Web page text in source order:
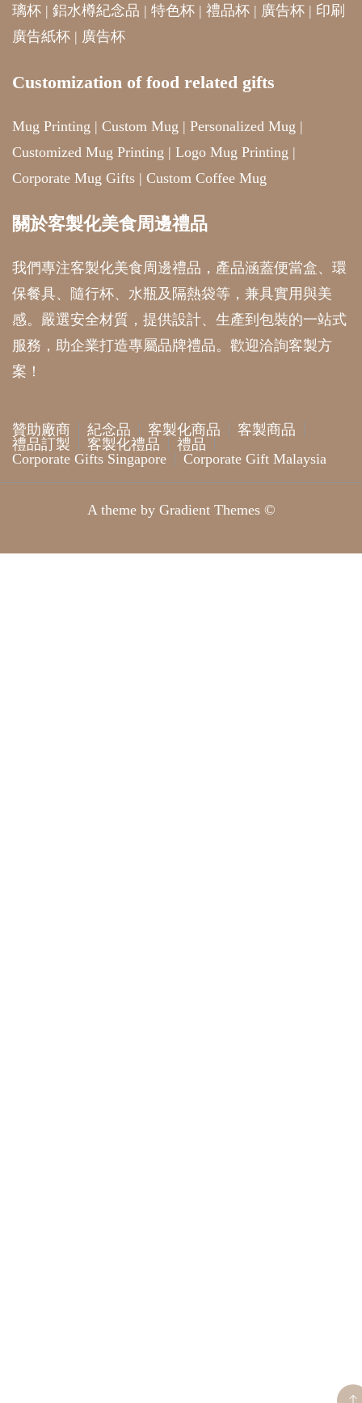
璃杯 | 鋁水樽紀念品 | 特色杯 | 禮品杯 | 廣告杯 | 印刷
廣告紙杯 | 廣告杯
Customization of food related gifts
Mug Printing | Custom Mug | Personalized Mug |
Customized Mug Printing | Logo Mug Printing |
Corporate Mug Gifts | Custom Coffee Mug
關於客製化美食周邊禮品
我們專注客製化美食周邊禮品，產品涵蓋便當盒、環
保餐具、隨行杯、水瓶及隔熱袋等，兼具實用與美
感。嚴選安全材質，提供設計、生產到包裝的一站式
服務，助企業打造專屬品牌禮品。歡迎洽詢客製方
案！
贊助廠商 紀念品 客製化商品
客製商品
禮品訂製
客製化禮品
禮品
Corporate Gifts Singapore
Corporate Gift Malaysia
A theme by Gradient Themes ©